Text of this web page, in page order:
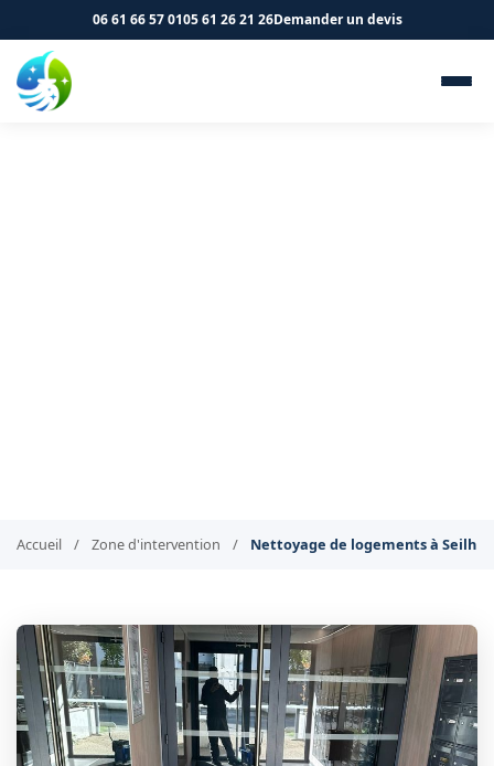
06 61 66 57 0105 61 26 21 26Demander un devis
Accueil / Zone d'intervention / Nettoyage de logements à Seilh